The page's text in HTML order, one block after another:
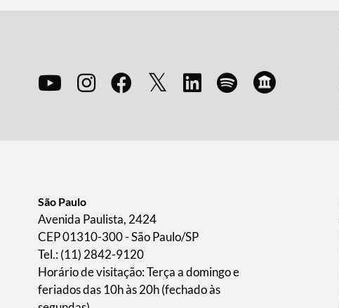
São Paulo
Avenida Paulista, 2424
CEP 01310-300 - São Paulo/SP
Tel.: (11) 2842-9120
Horário de visitação: Terça a domingo e
feriados das 10h às 20h (fechado às